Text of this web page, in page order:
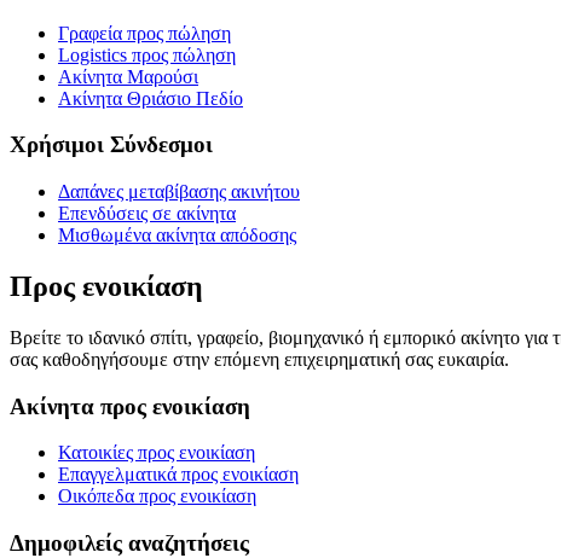
Γραφεία προς πώληση
Logistics προς πώληση
Ακίνητα Μαρούσι
Ακίνητα Θριάσιο Πεδίο
Χρήσιμοι Σύνδεσμοι
Δαπάνες μεταβίβασης ακινήτου
Επενδύσεις σε ακίνητα
Μισθωμένα ακίνητα απόδοσης
Προς ενοικίαση
Βρείτε το ιδανικό σπίτι, γραφείο, βιομηχανικό ή εμπορικό ακίνητο
σας καθοδηγήσουμε στην επόμενη επιχειρηματική σας ευκαιρία.
Ακίνητα προς ενοικίαση
Κατοικίες προς ενοικίαση
Επαγγελματικά προς ενοικίαση
Οικόπεδα προς ενοικίαση
Δημοφιλείς αναζητήσεις